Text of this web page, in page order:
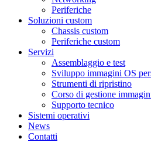
Periferiche
Soluzioni custom
Chassis custom
Periferiche custom
Servizi
Assemblaggio e test
Sviluppo immagini OS
Strumenti di ripristino
Corso di gestione
Supporto tecnico
Sistemi operativi
News
Contatti